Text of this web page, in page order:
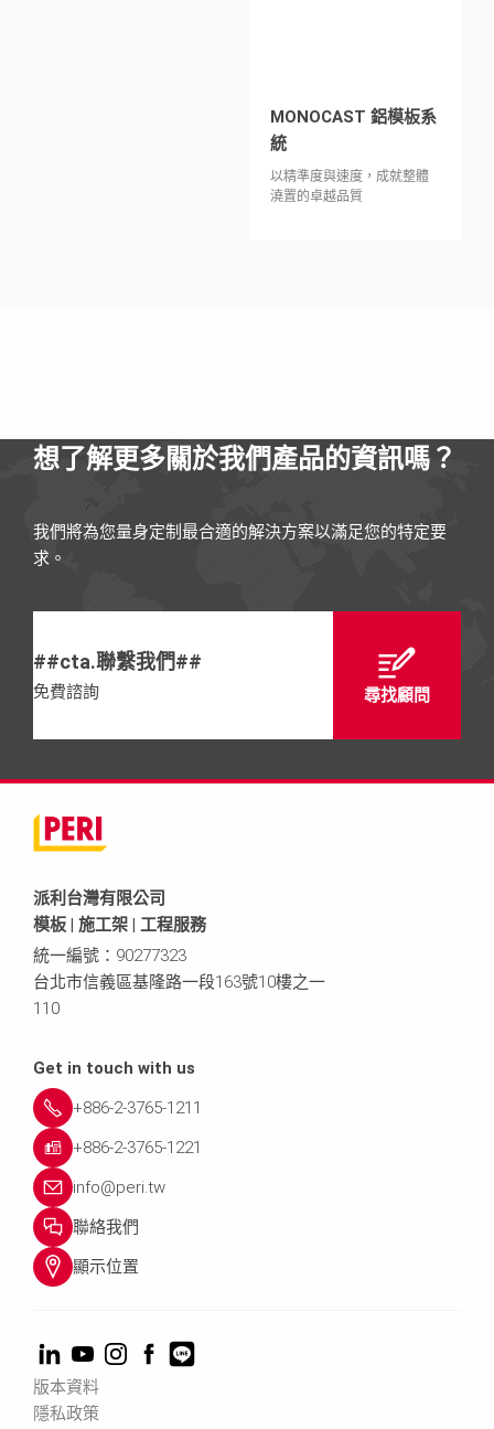
MONOCAST 鋁模板系
統
以精準度與速度，成就整體
澆置的卓越品質
想了解更多關於我們產品的資訊嗎？
我們將為您量身定制最合適的解決方案以滿足您的特定要
求。
##cta.聯繫我們##
免費諮詢 尋找顧問
派利台灣有限公司
模板 | 施工架 | 工程服務
統一編號：90277323
台北市信義區基隆路一段163號10樓之一
110
Get in touch with us
+886-2-3765-1211
+886-2-3765-1221
info@peri.tw
聯絡我們
顯示位置
版本資料
隱私政策